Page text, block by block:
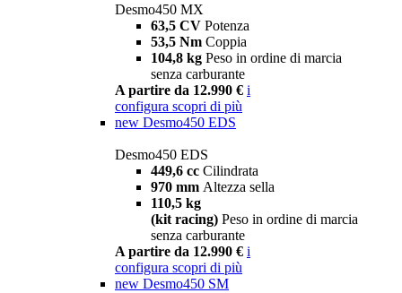
Desmo450 MX
63,5 CV Potenza
53,5 Nm Coppia
104,8 kg Peso in ordine di marcia
senza carburante
A partire da 12.990 € i
configura scopri di più
new Desmo450 EDS
Desmo450 EDS
449,6 cc Cilindrata
970 mm Altezza sella
110,5 kg
(kit racing) Peso in ordine di marcia
senza carburante
A partire da 12.990 € i
configura scopri di più
new Desmo450 SM